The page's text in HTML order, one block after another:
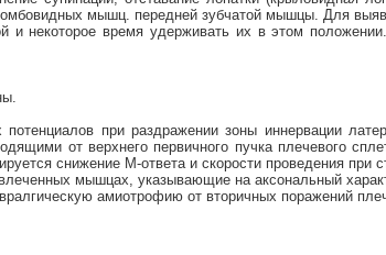
мышц. передней зубчатой мышцы. Для
и некоторое время удерживать их в этом
при раздражении зоны иннервации
от верхнего первичного пучка плечевого
снижение М-ответа и скорости проведения при
мышцах, указывающие на аксональный
амиотрофию от вторичных поражений